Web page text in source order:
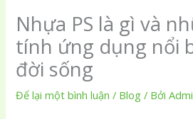
Nhựa PS là gì và
tính ứng dụng nổi
đời sống
Để lại một bình luận / Blog / Bởi